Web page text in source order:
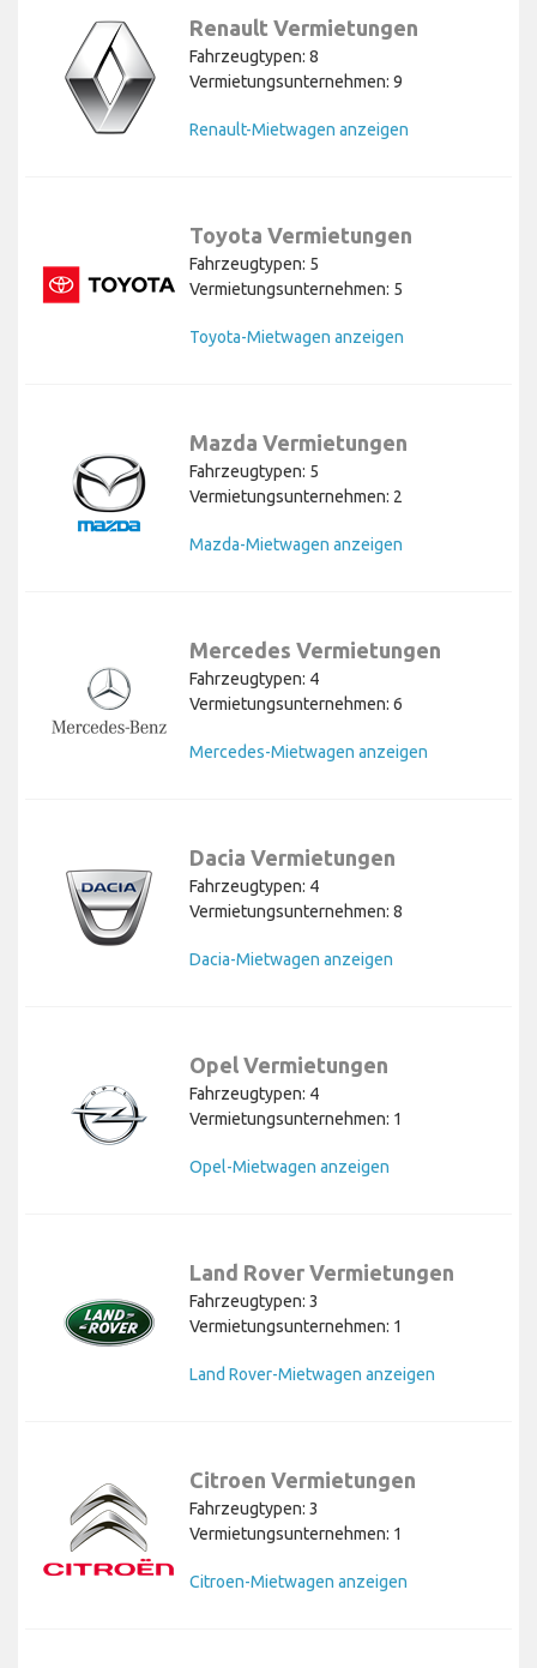
Renault Vermietungen
Fahrzeugtypen: 8
Vermietungsunternehmen: 9
Renault-Mietwagen anzeigen
Toyota Vermietungen
Fahrzeugtypen: 5
Vermietungsunternehmen: 5
Toyota-Mietwagen anzeigen
Mazda Vermietungen
Fahrzeugtypen: 5
Vermietungsunternehmen: 2
Mazda-Mietwagen anzeigen
Mercedes Vermietungen
Fahrzeugtypen: 4
Vermietungsunternehmen: 6
Mercedes-Mietwagen anzeigen
Dacia Vermietungen
Fahrzeugtypen: 4
Vermietungsunternehmen: 8
Dacia-Mietwagen anzeigen
Opel Vermietungen
Fahrzeugtypen: 4
Vermietungsunternehmen: 1
Opel-Mietwagen anzeigen
Land Rover Vermietungen
Fahrzeugtypen: 3
Vermietungsunternehmen: 1
Land Rover-Mietwagen anzeigen
Citroen Vermietungen
Fahrzeugtypen: 3
Vermietungsunternehmen: 1
Citroen-Mietwagen anzeigen